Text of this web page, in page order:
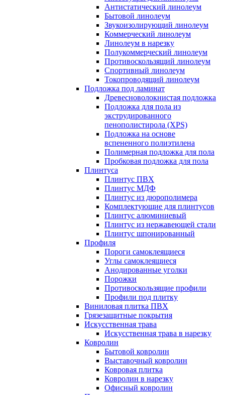
Антистатический линолеум
Бытовой линолеум
Звукоизолирующий линолеум
Коммерческий линолеум
Линолеум в нарезку
Полукоммерческий линолеум
Противоскользящий линолеум
Спортивный линолеум
Токопроводящий линолеум
Подложка под ламинат
Древесноволокнистая подложка
Подложка для пола из
экструдированного
пенополистирола (XPS)
Подложка на основе
вспененного полиэтилена
Полимерная подложка для пола
Пробковая подложка для пола
Плинтуса
Плинтус ПВХ
Плинтус МДФ
Плинтус из дюрополимера
Комплектующие для плинтусов
Плинтус алюминиевый
Плинтус из нержавеющей стали
Плинтус шпонированный
Профиля
Пороги самоклеящиеся
Углы самоклеящиеся
Анодированные уголки
Порожки
Противоскользящие профили
Профили под плитку
Виниловая плитка ПВХ
Грязезащитные покрытия
Искусственная трава
Искусственная трава в нарезку
Ковролин
Бытовой ковролин
Выставочный ковролин
Ковровая плитка
Ковролин в нарезку
Офисный ковролин